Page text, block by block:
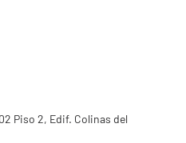
Piso 2, Edif. Colinas del